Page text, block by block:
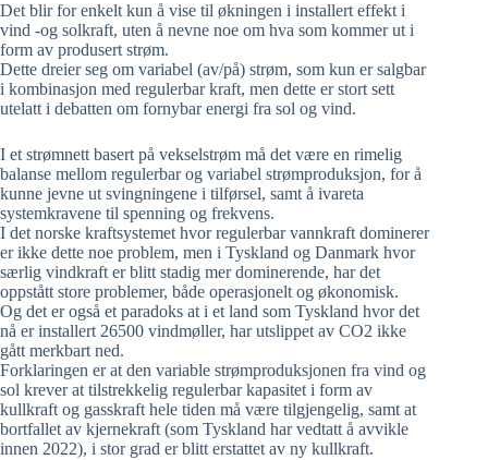
Det blir for enkelt kun å vise til økningen i installert effekt i
vind -og solkraft, uten å nevne noe om hva som kommer ut i
form av produsert strøm.
Dette dreier seg om variabel (av/på) strøm, som kun er salgbar
i kombinasjon med regulerbar kraft, men dette er stort sett
utelatt i debatten om fornybar energi fra sol og vind.
I et strømnett basert på vekselstrøm må det være en rimelig
balanse mellom regulerbar og variabel strømproduksjon, for å
kunne jevne ut svingningene i tilførsel, samt å ivareta
systemkravene til spenning og frekvens.
I det norske kraftsystemet hvor regulerbar vannkraft dominerer
er ikke dette noe problem, men i Tyskland og Danmark hvor
særlig vindkraft er blitt stadig mer dominerende, har det
oppstått store problemer, både operasjonelt og økonomisk.
Og det er også et paradoks at i et land som Tyskland hvor det
nå er installert 26500 vindmøller, har utslippet av CO2 ikke
gått merkbart ned.
Forklaringen er at den variable strømproduksjonen fra vind og
sol krever at tilstrekkelig regulerbar kapasitet i form av
kullkraft og gasskraft hele tiden må være tilgjengelig, samt at
bortfallet av kjernekraft (som Tyskland har vedtatt å avvikle
innen 2022), i stor grad er blitt erstattet av ny kullkraft.